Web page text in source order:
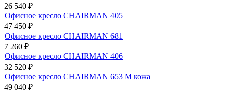
26 540 ₽
Офисное кресло CHAIRMAN 405
47 450 ₽
Офисное кресло CHAIRMAN 681
7 260 ₽
Офисное кресло CHAIRMAN 406
32 520 ₽
Офисное кресло CHAIRMAN 653 M кожа
49 040 ₽